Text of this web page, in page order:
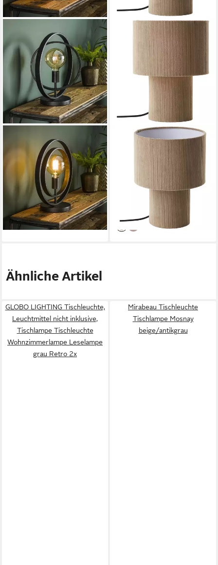
Tischleuchte famlights,
Tischleuchte Henrik in Grau
lieferbar - in 3-4 Werktagen bei dir
BRILLIANT
Tischleuchte Tony, ohne
Leuchtmittel, mit Cord-
Lampenschirm, 30 x 23 cm,
E27, Textil
UVP64,99 €
lieferbar - in 2-3 Werktagen bei dir
Ähnliche Artikel
GLOBO LIGHTING Tischleuchte,
Leuchtmittel nicht inklusive,
Tischlampe Tischleuchte
Wohnzimmerlampe Leselampe
grau Retro 2x
Mirabeau Tischleuchte
Tischlampe Mosnay
beige/antikgrau